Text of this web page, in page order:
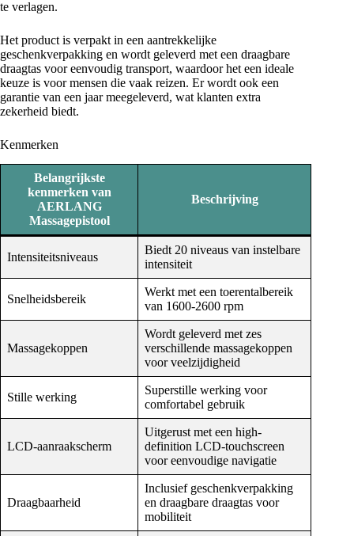
te verlagen.
Het product is verpakt in een aantrekkelijke
geschenkverpakking en wordt geleverd met een draagbare
draagtas voor eenvoudig transport, waardoor het een ideale
keuze is voor mensen die vaak reizen. Er wordt ook een
garantie van een jaar meegeleverd, wat klanten extra
zekerheid biedt.
Kenmerken
Belangrijkste
kenmerken van
AERLANG
Massagepistool
Beschrijving
Intensiteitsniveaus
Biedt 20 niveaus van instelbare
intensiteit
Snelheidsbereik
Werkt met een toerentalbereik
van 1600-2600 rpm
Massagekoppen
Wordt geleverd met zes
verschillende massagekoppen
voor veelzijdigheid
Stille werking
Superstille werking voor
comfortabel gebruik
LCD-aanraakscherm
Uitgerust met een high-
definition LCD-touchscreen
voor eenvoudige navigatie
Draagbaarheid
Inclusief geschenkverpakking
en draagbare draagtas voor
mobiliteit